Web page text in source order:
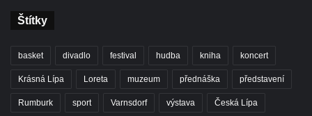
Štítky
basket divadlo festival hudba kniha koncert
Krásná Lípa Loreta muzeum přednáška představení
Rumburk sport Varnsdorf výstava Česká Lípa